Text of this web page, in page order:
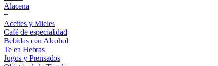
Alacena
+
Aceites y Mieles
Café de especialidad
Bebidas con Alcohol
Te en Hebras
Jugos y Prensados